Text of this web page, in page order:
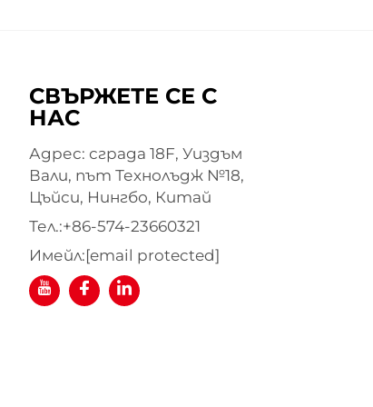
СВЪРЖЕТЕ СЕ С
НАС
Адрес: сграда 18F, Уиздъм
Вали, път Технолъдж №18,
Цъйси, Нингбо, Китай
Тел.:+86-574-23660321
Имейл:[email protected]